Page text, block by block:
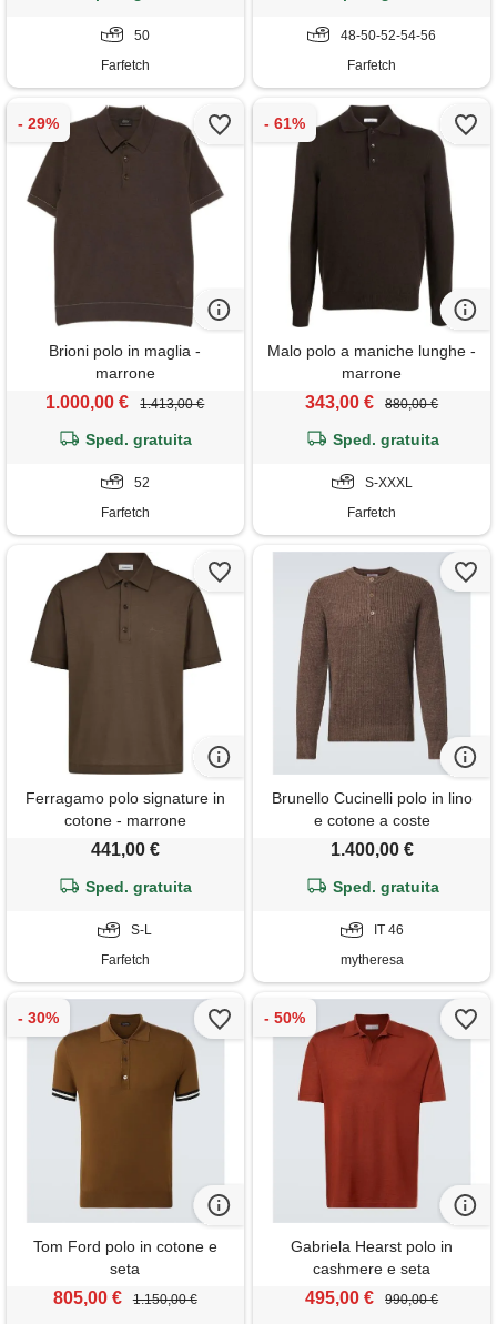
50
Farfetch
48-50-52-54-56
Farfetch
Brioni polo in maglia -
marrone
1.000,00 € 1.413,00 €
Sped. gratuita
52
Farfetch
Malo polo a maniche lunghe -
marrone
343,00 € 880,00 €
Sped. gratuita
S-XXXL
Farfetch
Ferragamo polo signature in
cotone - marrone
441,00 €
Sped. gratuita
S-L
Farfetch
Brunello Cucinelli polo in lino
e cotone a coste
1.400,00 €
Sped. gratuita
IT 46
mytheresa
Tom Ford polo in cotone e
seta
805,00 € 1.150,00 €
Gabriela Hearst polo in
cashmere e seta
495,00 € 990,00 €